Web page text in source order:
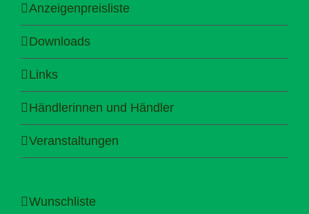
Anzeigenpreisliste
Downloads
Links
Händlerinnen und Händler
Veranstaltungen
Wunschliste